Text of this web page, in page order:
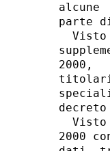
parte
Visto
2000,
Visto
2000